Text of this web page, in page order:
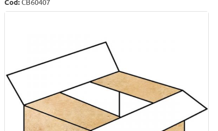
Cod: CB60407